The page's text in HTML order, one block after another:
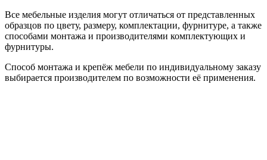
Все мебельные изделия могут отличаться от представленных
образцов по цвету, размеру, комплектации, фурнитуре, а также
способами монтажа и производителями комплектующих и
фурнитуры.
Способ монтажа и крепёж мебели по индивидуальному заказу
выбирается производителем по возможности её применения.